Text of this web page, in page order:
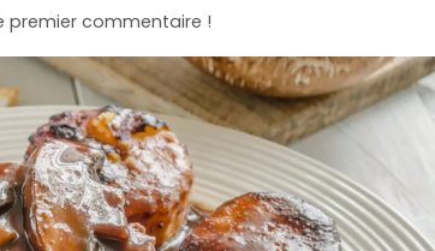
premier commentaire !